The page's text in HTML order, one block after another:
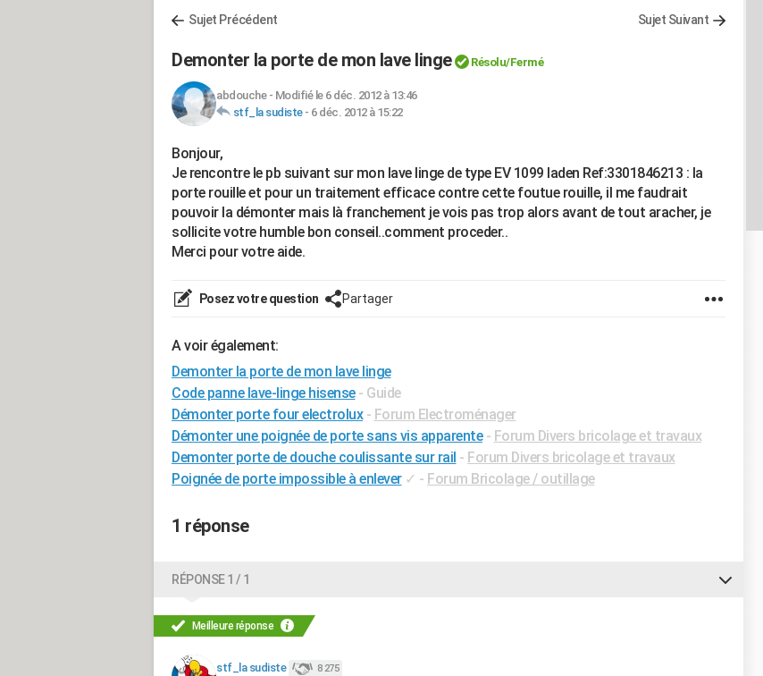
Sujet Précédent Sujet Suivant
Demonter la porte de mon lave linge Résolu/Fermé
abdouche- Modifié le 6 déc. 2012 à 13:46
stf_la sudiste- 6 déc. 2012 à 15:22
Bonjour,
Je rencontre le pb suivant sur mon lave linge de type EV 1099 laden Ref:3301846213 : la
porte rouille et pour un traitement efficace contre cette foutue rouille, il me faudrait
pouvoir la démonter mais là franchement je vois pas trop alors avant de tout aracher, je
sollicite votre humble bon conseil..comment proceder..
Merci pour votre aide.
Posez votre question Partager
A voir également:
Demonter la porte de mon lave linge
Code panne lave-linge hisense - Guide
Démonter porte four electrolux - Forum Electroménager
Démonter une poignée de porte sans vis apparente - Forum Divers bricolage et travaux
Demonter porte de douche coulissante sur rail - Forum Divers bricolage et travaux
Poignée de porte impossible à enlever ✓ - Forum Bricolage / outillage
1 réponse
RÉPONSE 1 / 1
Meilleure réponse
stf_la sudiste 8 275